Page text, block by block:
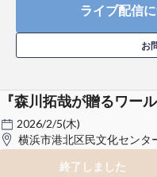
ライブ配信
お
『森川拓哉が贈るワー
2026/2/5(木)
横浜市港北区民文化セン
終了しました